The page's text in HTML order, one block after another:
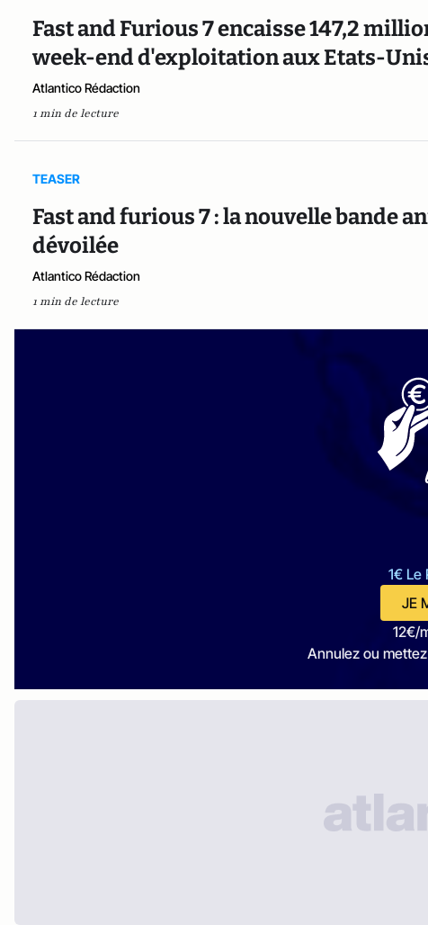
Fast and Furious 7 encaisse 147,2
week-end d'exploitation aux Etats-
Atlantico Rédaction
1 min de lecture
TEASER
Fast and furious 7 : la nouvelle bande
dévoilée
Atlantico Rédaction
1 min de lecture
1€ Le
JE
12€/
Annulez ou